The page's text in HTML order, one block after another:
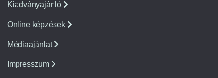
Kiadványajánló
Online képzések
Médiaajánlat
Impresszum